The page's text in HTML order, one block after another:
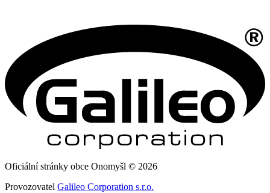
Oficiální stránky obce Onomyšl © 2026
Provozovatel Galileo Corporation s.r.o.